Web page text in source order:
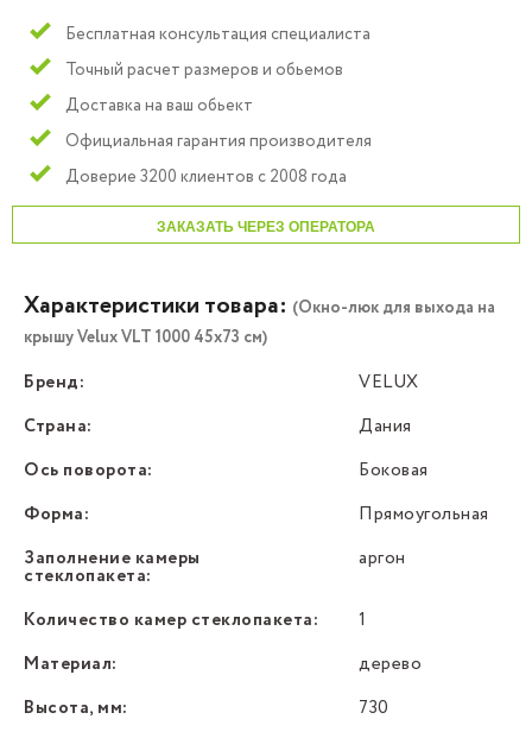
Бесплатная консультация специалиста
Точный расчет размеров и обьемов
Доставка на ваш обьект
Официальная гарантия производителя
Доверие 3200 клиентов с 2008 года
ЗАКАЗАТЬ ЧЕРЕЗ ОПЕРАТОРА
Характеристики товара: (Окно-люк для выхода на
крышу Velux VLT 1000 45х73 см)
Бренд:
VELUX
Страна:
Дания
Ось поворота:
Боковая
Форма:
Прямоугольная
Заполнение камеры
стеклопакета:
аргон
Количество камер стеклопакета:
1
Материал:
дерево
Высота, мм:
730